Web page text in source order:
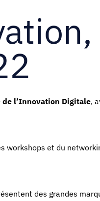
de l’Innovation Digitale,
workshops et du
des grandes